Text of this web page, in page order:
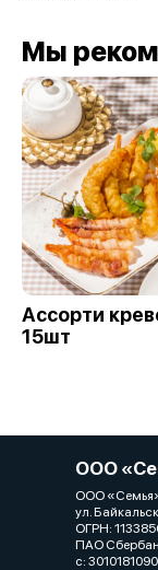
Мы
Ассорти
15шт
ООО
ООО «Семья»
ул.
ОГРН:
ПАО
с: